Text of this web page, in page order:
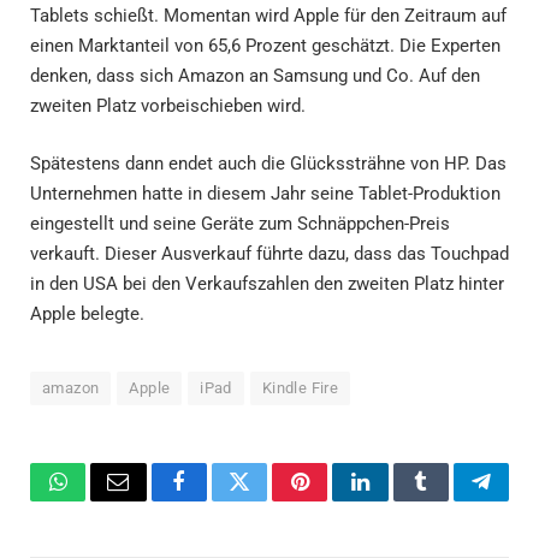
Tablets schießt. Momentan wird Apple für den Zeitraum auf
einen Marktanteil von 65,6 Prozent geschätzt. Die Experten
denken, dass sich Amazon an Samsung und Co. Auf den
zweiten Platz vorbeischieben wird.
Spätestens dann endet auch die Glückssträhne von HP. Das
Unternehmen hatte in diesem Jahr seine Tablet-Produktion
eingestellt und seine Geräte zum Schnäppchen-Preis
verkauft. Dieser Ausverkauf führte dazu, dass das Touchpad
in den USA bei den Verkaufszahlen den zweiten Platz hinter
Apple belegte.
amazon Apple iPad Kindle Fire
WhatsApp
Email FacebookTwitterPinterestLinkedInTumblr